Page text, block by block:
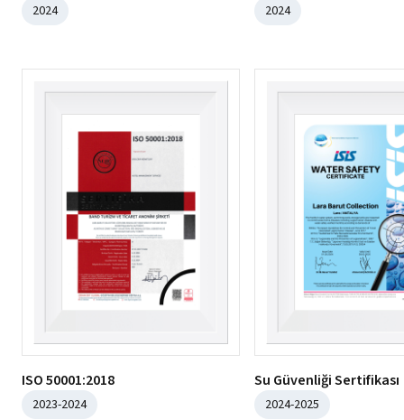
2024 2024
ISO 50001:2018
2023-2024
Su Güvenliği Sertifikası
2024-2025